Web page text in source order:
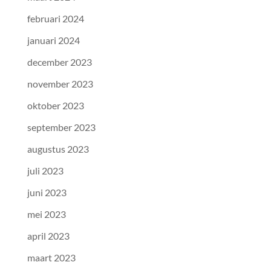
februari 2024
januari 2024
december 2023
november 2023
oktober 2023
september 2023
augustus 2023
juli 2023
juni 2023
mei 2023
april 2023
maart 2023